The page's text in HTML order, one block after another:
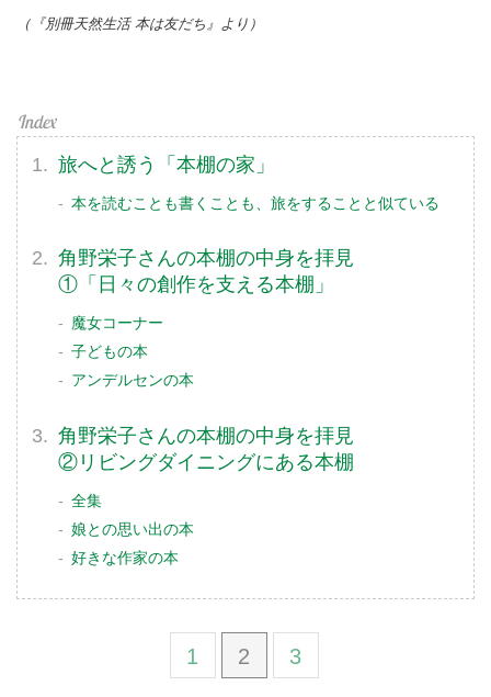
（『別冊天然生活 本は友だち』より）
旅へと誘う「本棚の家」
本を読むことも書くことも、旅をすることと似ている
角野栄子さんの本棚の中身を拝見
①「日々の創作を支える本棚」
魔女コーナー
子どもの本
アンデルセンの本
角野栄子さんの本棚の中身を拝見
②リビングダイニングにある本棚
全集
娘との思い出の本
好きな作家の本
1 2 3